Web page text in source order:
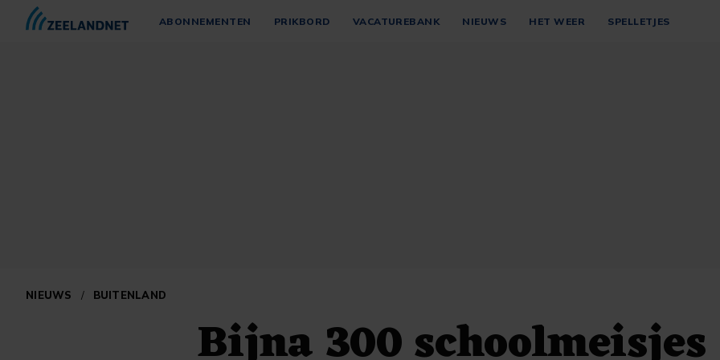
ABONNEMENTEN PRIKBORD VACATUREBANK NIEUWS HET WEER SPELLETJES
NIEUWS / BUITENLAND